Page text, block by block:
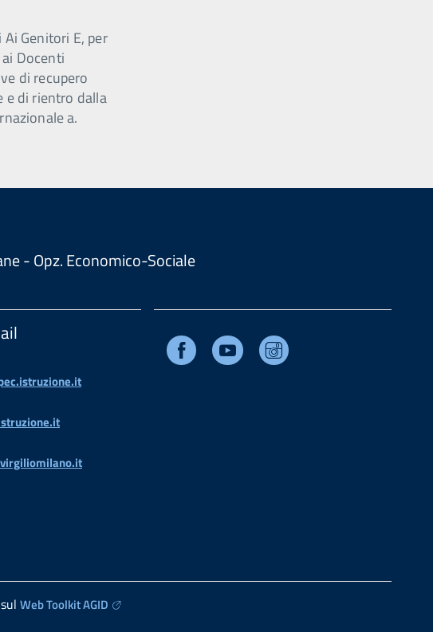
Genitori E, per
Docenti
di recupero
e di rientro dalla
a.
- Opz. Economico-Sociale
Facebook Youtube
Web Toolkit AGID